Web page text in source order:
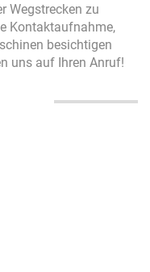
Wegstrecken zu
Kontaktaufnahme,
besichtigen
uns auf Ihren Anruf!